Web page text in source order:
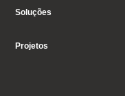
Soluções
Projetos